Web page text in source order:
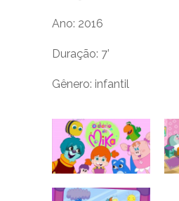
Ano: 2016
Duração: 7’
Gênero: infantil